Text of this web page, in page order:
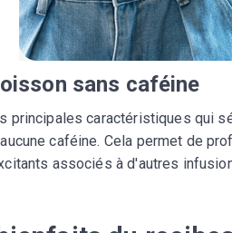
sans caféine
principales caractéristiques qui
caféine. Cela permet de
associés à d'autres